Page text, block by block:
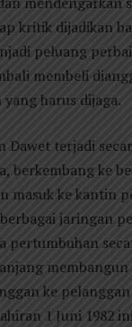
kritik dijadikan
peluang
membeli
harus dijaga.
Dawet terjadi
berkembang ke
masuk ke kantin
jaringan
pertumbuhan
ke
1 Juni 1982